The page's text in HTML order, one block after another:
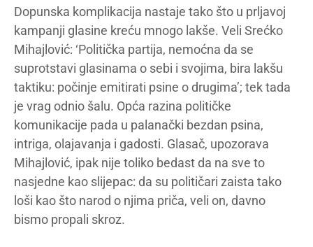
Dopunska komplikacija nastaje tako što u prljavoj
kampanji glasine kreću mnogo lakše. Veli Srećko
Mihajlović: ‘Politička partija, nemoćna da se
suprotstavi glasinama o sebi i svojima, bira lakšu
taktiku: počinje emitirati psine o drugima’; tek tada
je vrag odnio šalu. Opća razina političke
komunikacije pada u palanački bezdan psina,
intriga, olajavanja i gadosti. Glasač, upozorava
Mihajlović, ipak nije toliko bedast da na sve to
nasjedne kao slijepac: da su političari zaista tako
loši kao što narod o njima priča, veli on, davno
bismo propali skroz.